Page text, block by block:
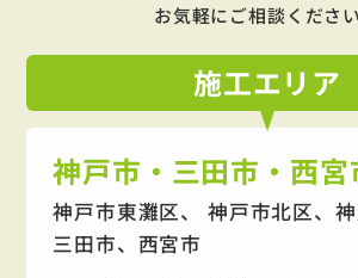
お気軽にご相談ください
施工エリア
神戸市・三田市・西宮
神戸市東灘区、 神戸市北区、神
三田市、西宮市